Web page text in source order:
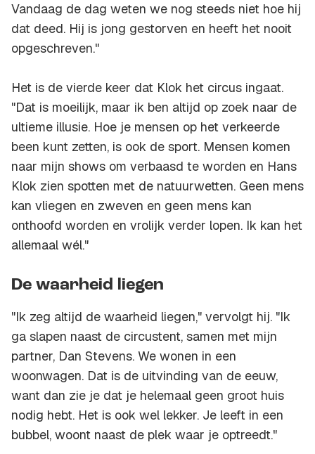
Vandaag de dag weten we nog steeds niet hoe hij
dat deed. Hij is jong gestorven en heeft het nooit
opgeschreven."
Het is de vierde keer dat Klok het circus ingaat.
"Dat is moeilijk, maar ik ben altijd op zoek naar de
ultieme illusie. Hoe je mensen op het verkeerde
been kunt zetten, is ook de sport. Mensen komen
naar mijn shows om verbaasd te worden en Hans
Klok zien spotten met de natuurwetten. Geen mens
kan vliegen en zweven en geen mens kan
onthoofd worden en vrolijk verder lopen. Ik kan het
allemaal wél."
De waarheid liegen
"Ik zeg altijd de waarheid liegen," vervolgt hij. "Ik
ga slapen naast de circustent, samen met mijn
partner, Dan Stevens. We wonen in een
woonwagen. Dat is de uitvinding van de eeuw,
want dan zie je dat je helemaal geen groot huis
nodig hebt. Het is ook wel lekker. Je leeft in een
bubbel, woont naast de plek waar je optreedt."